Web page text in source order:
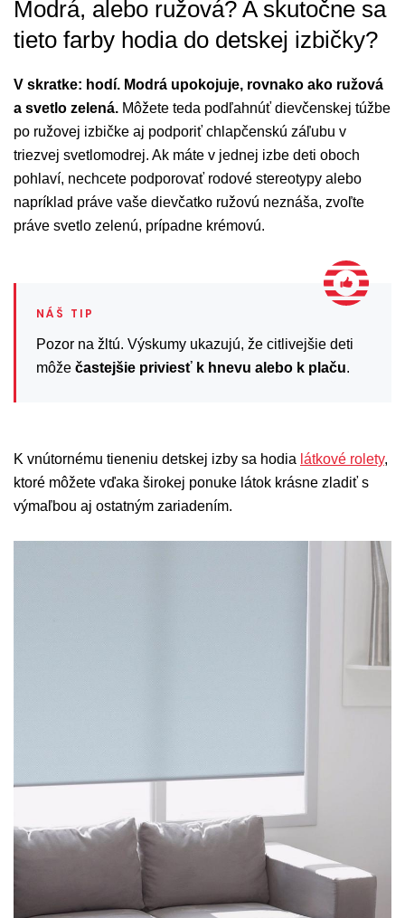
Modrá, alebo ružová? A skutočne sa
tieto farby hodia do detskej izbičky?
V skratke: hodí. Modrá upokojuje, rovnako ako ružová
a svetlo zelená. Môžete teda podľahnúť dievčenskej túžbe
po ružovej izbičke aj podporiť chlapčenskú záľubu v
triezvej svetlomodrej. Ak máte v jednej izbe deti oboch
pohlaví, nechcete podporovať rodové stereotypy alebo
napríklad práve vaše dievčatko ružovú neznáša, zvoľte
práve svetlo zelenú, prípadne krémovú.
Pozor na žltú. Výskumy ukazujú, že citlivejšie deti
môže častejšie priviesť k hnevu alebo k plaču.
K vnútornému tieneniu detskej izby sa hodia látkové rolety,
ktoré môžete vďaka širokej ponuke látok krásne zladiť s
výmaľbou aj ostatným zariadením.